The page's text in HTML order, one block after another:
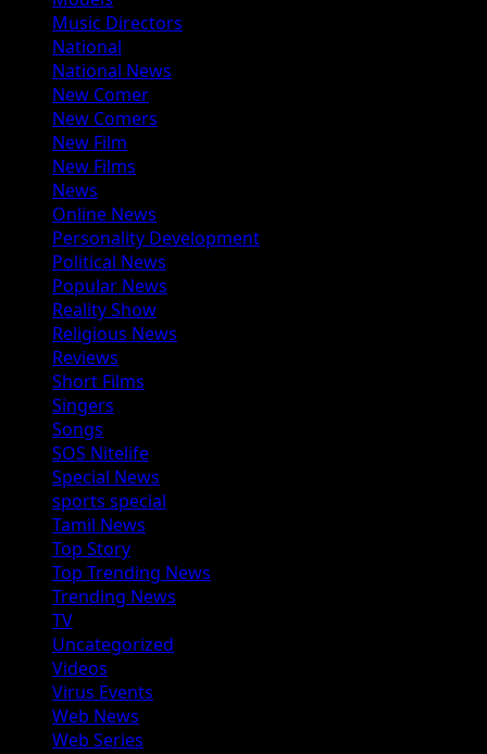
Music Directors
National
National News
New Comer
New Comers
New Film
New Films
News
Online News
Personality Development
Political News
Popular News
Reality Show
Religious News
Reviews
Short Films
Singers
Songs
SOS Nitelife
Special News
sports special
Tamil News
Top Story
Top Trending News
Trending News
TV
Uncategorized
Videos
Virus Events
Web News
Web Series